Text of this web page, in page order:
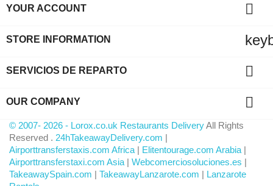
YOUR ACCOUNT 
STORE INFORMATION
SERVICIOS DE REPARTO 
OUR COMPANY 
© 2007- 2026 - Lorox.co.uk Restaurants DeliveryAll Rights
Reserved . 24hTakeawayDelivery.com |
Airporttransferstaxis.com Africa | Elitentourage.com Arabia |
Airporttransferstaxi.com Asia | Webcomerciosoluciones.es |
TakeawaySpain.com | TakeawayLanzarote.com | Lanzarote